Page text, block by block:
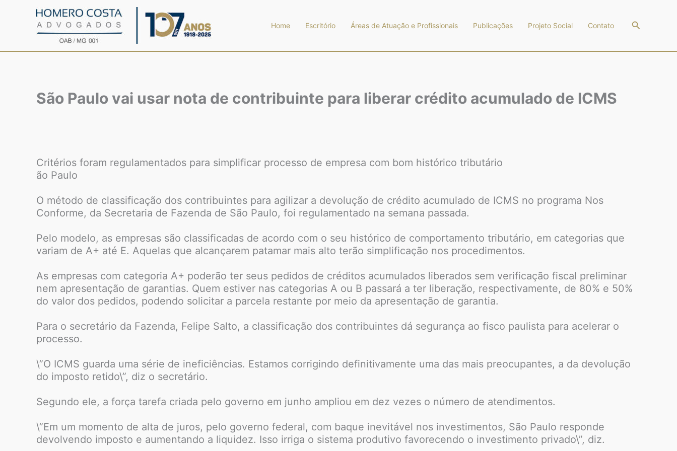
Home Escritório Áreas de Atuação e Profissionais Publicações Projeto Social Contato Pesquisar
São Paulo vai usar nota de contribuinte para liberar crédito acumulado de ICMS
Critérios foram regulamentados para simplificar processo de empresa com bom histórico tributário
ão Paulo
O método de classificação dos contribuintes para agilizar a devolução de crédito acumulado de ICMS no programa Nos
Conforme, da Secretaria de Fazenda de São Paulo, foi regulamentado na semana passada.
Pelo modelo, as empresas são classificadas de acordo com o seu histórico de comportamento tributário, em categorias que
variam de A+ até E. Aquelas que alcançarem patamar mais alto terão simplificação nos procedimentos.
As empresas com categoria A+ poderão ter seus pedidos de créditos acumulados liberados sem verificação fiscal preliminar
nem apresentação de garantias. Quem estiver nas categorias A ou B passará a ter liberação, respectivamente, de 80% e 50%
do valor dos pedidos, podendo solicitar a parcela restante por meio da apresentação de garantia.
Para o secretário da Fazenda, Felipe Salto, a classificação dos contribuintes dá segurança ao fisco paulista para acelerar o
processo.
\”O ICMS guarda uma série de ineficiências. Estamos corrigindo definitivamente uma das mais preocupantes, a da devolução
do imposto retido\”, diz o secretário.
Segundo ele, a força tarefa criada pelo governo em junho ampliou em dez vezes o número de atendimentos.
\”Em um momento de alta de juros, pelo governo federal, com baque inevitável nos investimentos, São Paulo responde
devolvendo imposto e aumentando a liquidez. Isso irriga o sistema produtivo favorecendo o investimento privado\”, diz.